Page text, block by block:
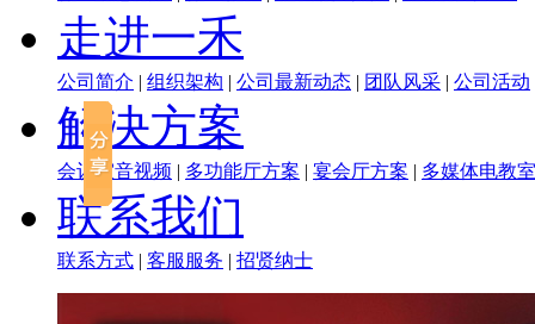
走进一禾
公司简介 | 组织架构 | 公司最新动态 | 团队风采 | 公司活动
解决方案
会议室音视频 | 多功能厅方案 | 宴会厅方案 | 多媒体电教室
联系我们
联系方式 | 客服服务 | 招贤纳士